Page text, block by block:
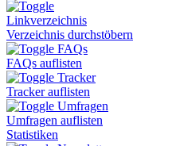
Linkverzeichnis
Verzeichnis durchstöbern
FAQs
FAQs auflisten
Tracker
Tracker auflisten
Umfragen
Umfragen auflisten
Statistiken